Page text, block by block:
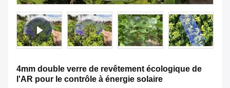
4mm double verre de revêtement écologique de
l'AR pour le contrôle à énergie solaire